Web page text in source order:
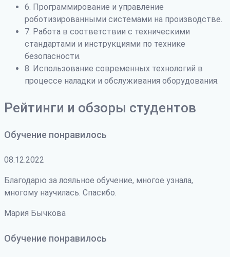
6. Программирование и управление
роботизированными системами на производстве.
7. Работа в соответствии с техническими
стандартами и инструкциями по технике
безопасности.
8. Использование современных технологий в
процессе наладки и обслуживания оборудования.
Рейтинги и обзоры студентов
Обучение понравилось
08.12.2022
Благодарю за лояльное обучение, многое узнала,
многому научилась. Спасибо.
Мария Бычкова
Обучение понравилось